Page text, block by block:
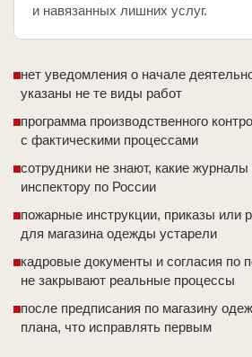
и навязанных лишних услуг.
нет уведомления о начале
указаны не те виды работ
программа производственного
с фактическими процессами
сотрудники не знают, какие журналы
инспектору по России
пожарные инструкции, приказы или
для магазина одежды устарели
кадровые документы и согласия по
не закрывают реальные процессы
после предписания по магазину
плана, что исправлять первым